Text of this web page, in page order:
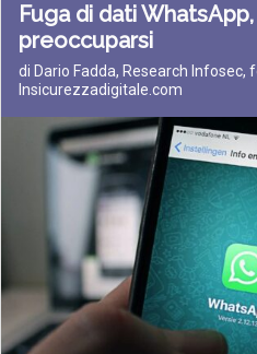
Fuga di dati
preoccuparsi
di Dario Fadda, Research Infosec,
Insicurezzadigitale.com